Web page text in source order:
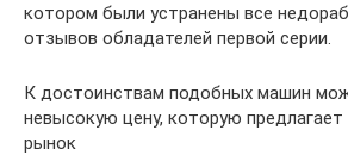
котором были устранены все
отзывов обладателей первой серии.
К достоинствам подобных машин
невысокую цену, которую
рынок